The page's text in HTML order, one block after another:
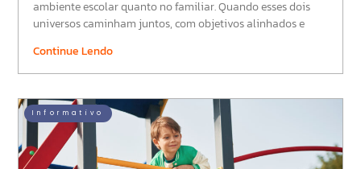
ambiente escolar quanto no familiar. Quando esses dois
universos caminham juntos, com objetivos alinhados e
Continue Lendo
Informativo